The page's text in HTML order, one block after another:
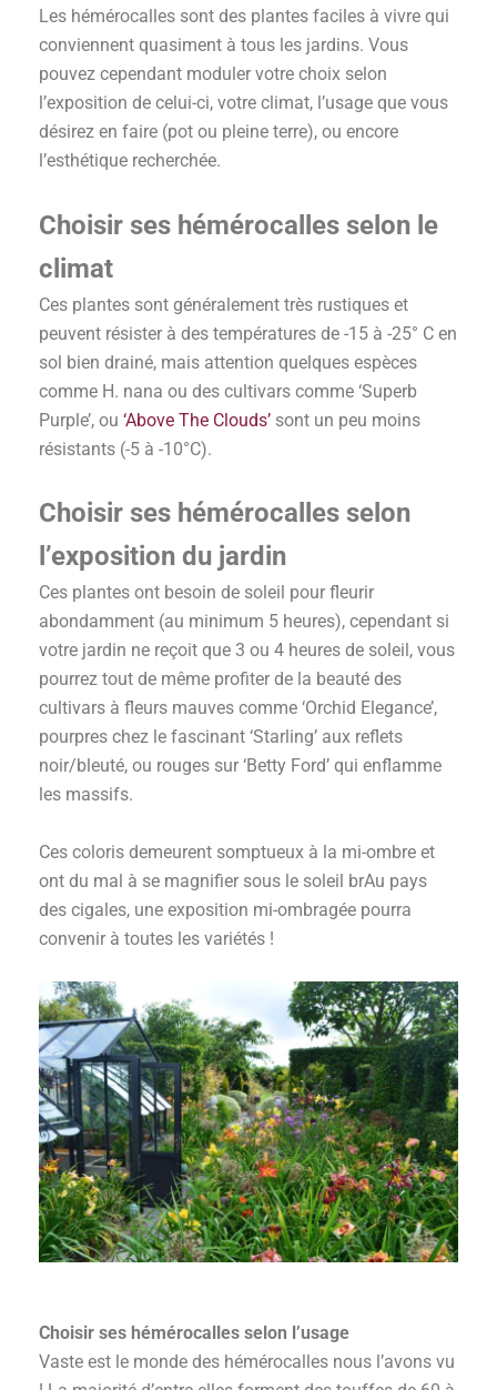
Les hémérocalles sont des plantes faciles à vivre qui
conviennent quasiment à tous les jardins. Vous
pouvez cependant moduler votre choix selon
l’exposition de celui-ci, votre climat, l’usage que vous
désirez en faire (pot ou pleine terre), ou encore
l’esthétique recherchée.
Choisir ses hémérocalles selon le
climat
Ces plantes sont généralement très rustiques et
peuvent résister à des températures de -15 à -25° C en
sol bien drainé, mais attention quelques espèces
comme H. nana ou des cultivars comme ‘Superb
Purple’, ou ‘Above The Clouds’sont un peu moins
résistants (-5 à -10°C).
Choisir ses hémérocalles selon
l’exposition du jardin
Ces plantes ont besoin de soleil pour fleurir
abondamment (au minimum 5 heures), cependant si
votre jardin ne reçoit que 3 ou 4 heures de soleil, vous
pourrez tout de même profiter de la beauté des
cultivars à fleurs mauves comme ‘Orchid Elegance’,
pourpres chez le fascinant ‘Starling’ aux reflets
noir/bleuté, ou rouges sur ‘Betty Ford’ qui enflamme
les massifs.
Ces coloris demeurent somptueux à la mi-ombre et
ont du mal à se magnifier sous le soleil brAu pays
des cigales, une exposition mi-ombragée pourra
convenir à toutes les variétés !
Choisir ses hémérocalles selon l’usage
Vaste est le monde des hémérocalles nous l’avons vu